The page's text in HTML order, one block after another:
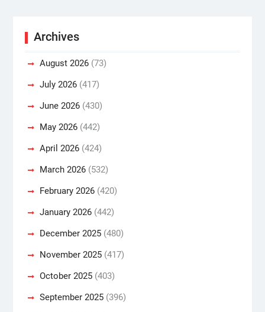
Archives
August 2026(73)
July 2026(417)
June 2026(430)
May 2026(442)
April 2026(424)
March 2026(532)
February 2026(420)
January 2026(442)
December 2025(480)
November 2025(417)
October 2025(403)
September 2025(396)